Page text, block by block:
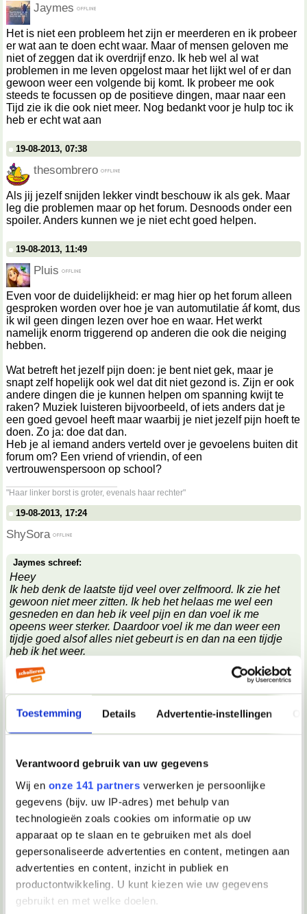
Toestemming Details Advertentie-instellingen
Verantwoord gebruik van uw gegevens
Wij en onze 141 partners verwerken je persoonlijke
gegevens (bijv. uw IP-adres) met behulp van
technologieën zoals cookies om informatie op uw
apparaat op te slaan en te gebruiken met als doel
gepersonaliseerde advertenties en content, metingen aan
advertenties en content, inzicht in publiek en
productontwikkeling. U kunt kiezen wie uw gegevens
gebruikt en met welke doelen.
Jaymes
Het is niet een probleem het zijn er meerderen en ik probeer
er wat aan te doen echt waar. Maar of mensen geloven me
niet of zeggen dat ik overdrijf enzo. Ik heb wel al wat
problemen in me leven opgelost maar het lijkt wel of er dan
gewoon weer een volgende bij komt. Ik probeer me ook
steeds te focussen op de positieve dingen, maar naar een
Tijd zie ik die ook niet meer. Nog bedankt voor je hulp toc ik
heb er echt wat aan
19-08-2013, 07:38
thesombrero
Als jij jezelf snijden lekker vindt beschouw ik als gek. Maar
leg die problemen maar op het forum. Desnoods onder een
spoiler. Anders kunnen we je niet echt goed helpen.
19-08-2013, 11:49
Pluis
Even voor de duidelijkheid: er mag hier op het forum alleen
gesproken worden over hoe je van automutilatie áf komt, dus
ik wil geen dingen lezen over hoe en waar. Het werkt
namelijk enorm triggerend op anderen die ook die neiging
hebben.
Wat betreft het jezelf pijn doen: je bent niet gek, maar je
snapt zelf hopelijk ook wel dat dit niet gezond is. Zijn er ook
andere dingen die je kunnen helpen om spanning kwijt te
raken? Muziek luisteren bijvoorbeeld, of iets anders dat je
een goed gevoel heeft maar waarbij je niet jezelf pijn hoeft te
doen. Zo ja: doe dat dan.
Heb je al iemand anders verteld over je gevoelens buiten dit
forum om? Een vriend of vriendin, of een
vertrouwenspersoon op school?
"Haar linker borst is groter, evenals haar rechter"
19-08-2013, 17:24
ShySora
Jaymes schreef:
Heey
Ik heb denk de laatste tijd veel over zelfmoord. Ik zie het
gewoon niet meer zitten. Ik heb het helaas me wel een
gesneden en dan heb ik veel pijn en dan voel ik me
opeens weer sterker. Daardoor voel ik me dan weer een
tijdje goed alsof alles niet gebeurt is en dan na een tijdje
heb ik het weer.
Of ben ik gek?
Groetjes jaymes
Heb je een goeie vriend of vriendin waarmee je kan praten
Een dagboek bijhouden kan ook helpen.
19-08-2013, 17:27
Verwijderd
Kan je iets concreter zijn over je problemen?
Relatieproblemen, problemen thuis, op school,..?
Hoe meer wij weten, hoe beter we je kunnen helpen.
19-08-2013, 17:59
Jaymes